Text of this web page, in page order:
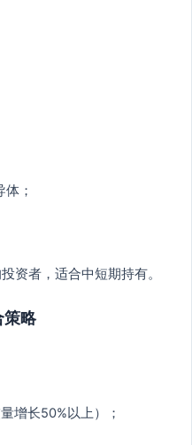
；
资者，适合中短期持有。
策略
增长50%以上）；